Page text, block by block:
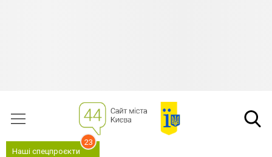
Наші спецпроєкти
23